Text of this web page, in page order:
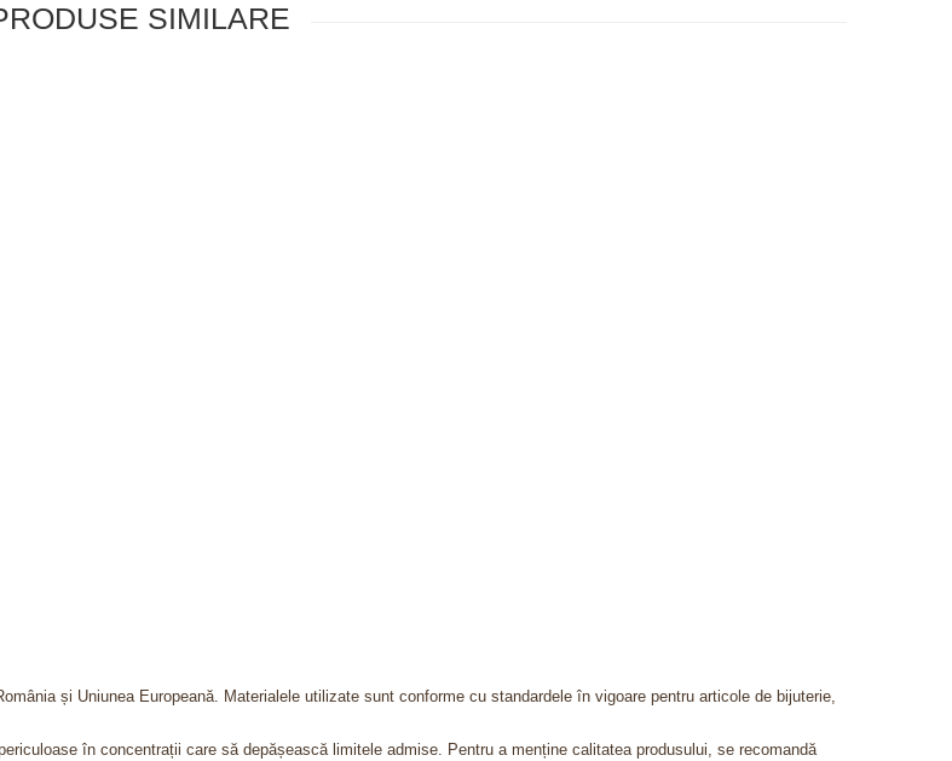
SIMILARE
și Uniunea Europeană. Materialele utilizate sunt conforme cu standardele în vigoare pentru articole de bijuterie,
în concentrații care să depășească limitele admise. Pentru a menține calitatea produsului, se recomandă